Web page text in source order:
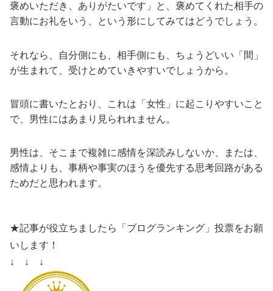
褒めいただき、ありがたいです」と、褒めてくれた相手の
言動にお礼をいう、という形にしてみてはどうでしょう。
それなら、自分側にも、相手側にも、ちょうどいい「間」
が生まれて、受けとめていきやすいでしょうから。
冒頭に書いたとおり、これは「女性」に起こりやすいこと
で、男性にはあまり見られれません。
男性は、そこまで複雑に感情を深読みしないか、または、
感情よりも、事柄や事実のほうを優先する思考回路がある
ためだと思われます。
★記事が役立ちましたら「ブログランキング」投票をお願
いします！
↓ ↓ ↓